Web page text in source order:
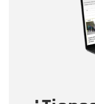
Correo
Tipo de